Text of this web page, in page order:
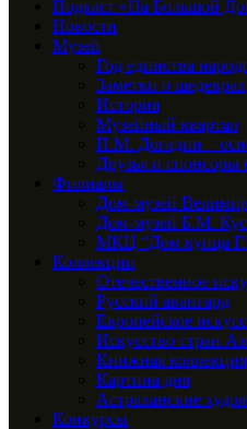
Подкаст «На Большой
Новости
Музей
Год единства
Заметки о шедеврах
История
Музейный квартал
П.М. Догадин –
Друзья и спонсоры
Филиалы
Дом-музей
Дом-музей Б.М.
МКЦ “Дом купца
Коллекции
Отечественное
Русский авангард
Европейское
Искусство стран
Книжная коллекция
Картина дня
Астраханские
Конкурсы